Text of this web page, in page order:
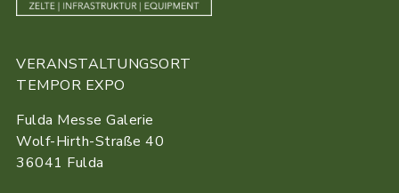
VERANSTALTUNGSORT
TEMPOR EXPO
Fulda Messe Galerie
Wolf-Hirth-Straße 40
36041 Fulda